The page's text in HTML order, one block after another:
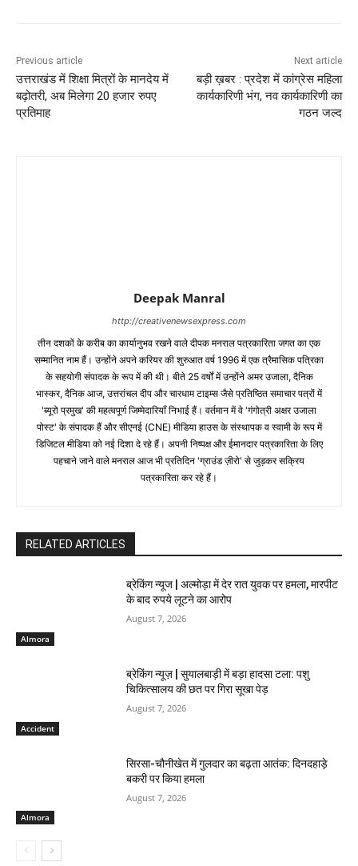
Previous article
उत्तराखंड में शिक्षा मित्रों के मानदेय में
बढ़ोतरी, अब मिलेगा 20 हजार रुपए
प्रतिमाह
Next article
बड़ी ख़बर : प्रदेश में कांग्रेस महिला
कार्यकारिणी भंग, नव कार्यकारिणी का
गठन जल्द
Deepak Manral
http://creativenewsexpress.com
तीन दशकों के करीब का कार्यानुभव रखने वाले दीपक मनराल पत्रकारिता जगत का एक
सम्मानित नाम हैं। उन्होंने अपने करियर की शुरुआत वर्ष 1996 में एक त्रैमासिक पत्रिका
के सहयोगी संपादक के रूप में की थी। बीते 25 वर्षों में उन्होंने अमर उजाला, दैनिक
भास्कर, दैनिक आज, उत्तरांचल दीप और चारधाम टाइम्स जैसे प्रतिष्ठित समाचार पत्रों में
'ब्यूरो प्रमुख' की महत्वपूर्ण जिम्मेदारियाँ निभाई हैं। वर्तमान में वे 'गंगोत्री अक्षर उजाला
पोस्ट' के संपादक हैं और सीएनई (CNE) मीडिया हाउस के संस्थापक व स्वामी के रूप में
डिजिटल मीडिया को नई दिशा दे रहे हैं। अपनी निष्पक्ष और ईमानदार पत्रकारिता के लिए
पहचाने जाने वाले मनराल आज भी प्रतिदिन 'ग्राउंड ज़ीरो' से जुड़कर सक्रिय
पत्रकारिता कर रहे हैं।
RELATED ARTICLES
Almora
ब्रेकिंग न्यूज | अल्मोड़ा में देर रात युवक पर हमला, मारपीट
के बाद रुपये लूटने का आरोप
August 7, 2026
Accident
ब्रेकिंग न्यूज़ | सुयालबाड़ी में बड़ा हादसा टला: पशु
चिकित्सालय की छत पर गिरा सूखा पेड़
August 7, 2026
Almora
सिरसा-चौनीखेत में गुलदार का बढ़ता आतंक: दिनदहाड़े
बकरी पर किया हमला
August 7, 2026